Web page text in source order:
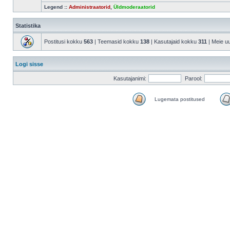
Legend :: Administraatorid Üldmoderaatorid
Statistika
Postitusi kokku 563 | Teemasid kokku 138 | Kasutajaid kokku 311 | Meie
Logi sisse
Kasutajanimi: Parool:
Lugemata postitused